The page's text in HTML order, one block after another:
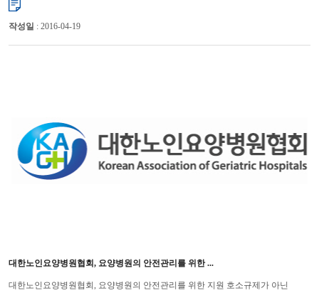
작성일 : 2016-04-19
대한노인요양병원협회, 요양병원의 안전관리를 위한 ...
대한노인요양병원협회, 요양병원의 안전관리를 위한 지원 호소규제가 아닌